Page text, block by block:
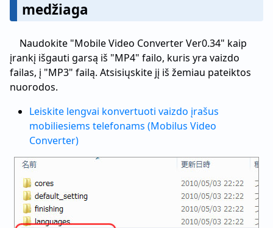
medžiaga
Naudokite "Mobile Video Converter Ver0.34" kaip
įrankį išgauti garsą iš "MP4" failo, kuris yra vaizdo
failas, į "MP3" failą. Atsisiųskite jį iš žemiau pateiktos
nuorodos.
Leiskite lengvai konvertuoti vaizdo įrašus
mobiliesiems telefonams (Mobilus Video
Converter)